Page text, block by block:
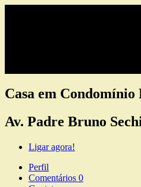
Casa em Condomínio
Av. Padre Bruno
Ligar agora!
Perfil
Comentários 0